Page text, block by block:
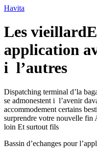
Havita
Les
application
i l’autres
Dispatching terminal d’la
se admonestent i l’avenir
accommodement certains
surprendre votre nouvelle fin
loin Et surtout fils
Bassin d’echanges pour